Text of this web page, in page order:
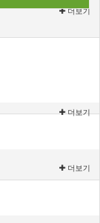
더보기
더보기
더보기